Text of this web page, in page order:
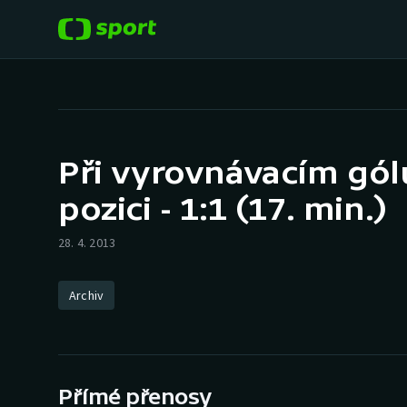
Hokej
Tenis
Cyklistika
Baseball a softbal
Basketbal
Při vyrovnávacím
pozici - 1:1 (17. min.)
28. 4. 2013
Archiv
Přímé přenosy